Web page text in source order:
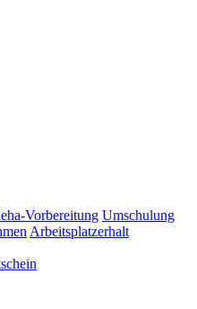
Vorbereitung Umschulung
Arbeitsplatzerhalt